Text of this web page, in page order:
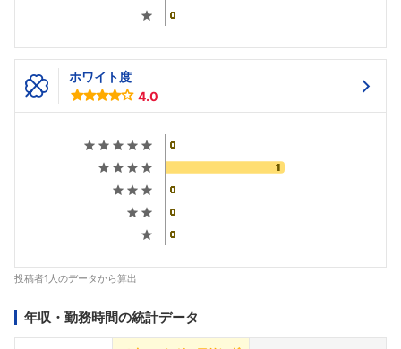
ホワイト度
4.0
投稿者1人のデータから算出
年収・勤務時間の統計データ